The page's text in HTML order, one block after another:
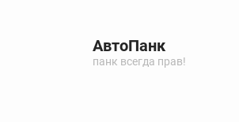
АвтоПанк
панк всегда прав!